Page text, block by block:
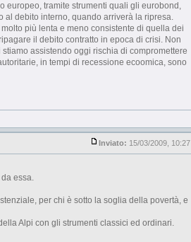
europeo, tramite strumenti quali gli eurobond,
al debito interno, quando arriverà la ripresa.
più lenta e meno consistente di quella dei
il debito contratto in epoca di crisi. Non
assistendo oggi rischia di compromettere
in tempi di recessione ecoomica, sono
Inviato: 15/03/2009, 10:27
essa.
per chi è sotto la soglia della povertà, e
Alpi con gli strumenti classici ed ordinari.